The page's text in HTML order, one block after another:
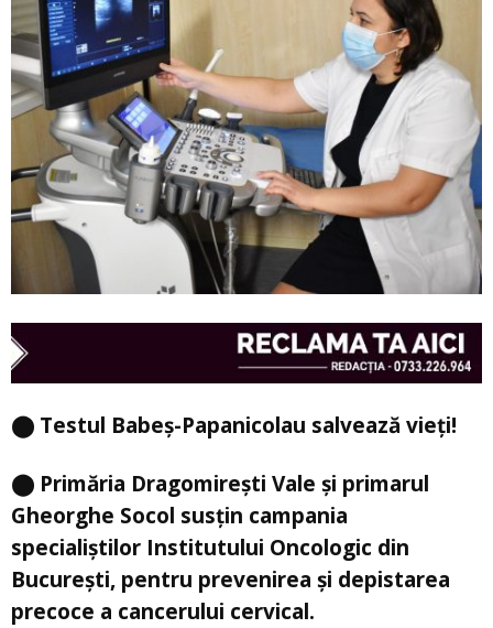
⬤ Testul Babeș-Papanicolau salvează vieți!
⬤ Primăria Dragomirești Vale și primarul
Gheorghe Socol susțin campania
specialiștilor Institutului Oncologic din
București, pentru prevenirea și depistarea
precoce a cancerului cervical.